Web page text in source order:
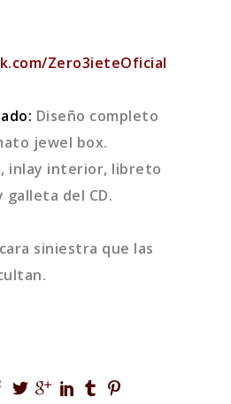
Zero3ieteOficial
Diseño completo
jewel box.
inlay interior, libreto
galleta del CD.
siniestra que las